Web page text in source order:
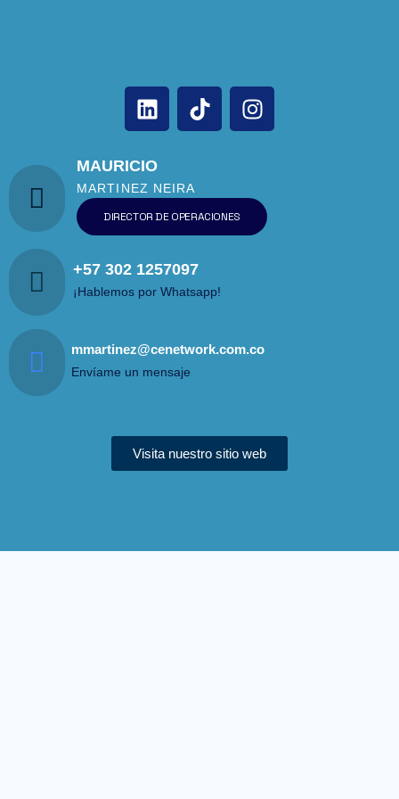
MAURICIO
MARTINEZ NEIRA
DIRECTOR DE OPERACIONES
+57 302 1257097
¡Hablemos por Whatsapp!
mmartinez@cenetwork.com.co
Envíame un mensaje
Visita nuestro sitio web